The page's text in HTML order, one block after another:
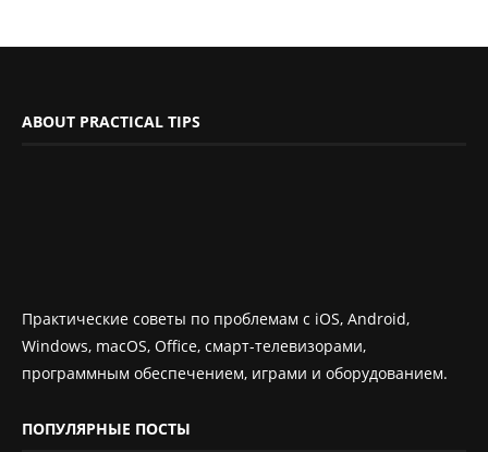
ABOUT PRACTICAL TIPS
Практические советы по проблемам с iOS, Android,
Windows, macOS, Office, смарт-телевизорами,
программным обеспечением, играми и оборудованием.
ПОПУЛЯРНЫЕ ПОСТЫ